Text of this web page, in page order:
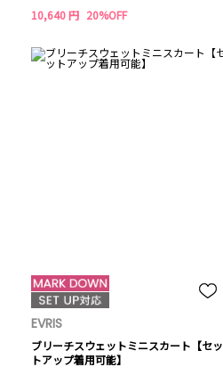
10,640 円 20%OFF
EVRIS
ブリーチスウェットミニスカート【セッ
トアップ着用可能】